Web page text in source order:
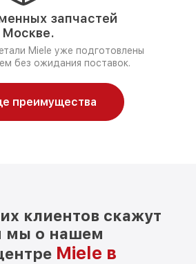
запчастей
Москве.
Miele уже подготовлены
без ожидания поставок.
преимущества
клиентов скажут
мы о нашем
Miele в